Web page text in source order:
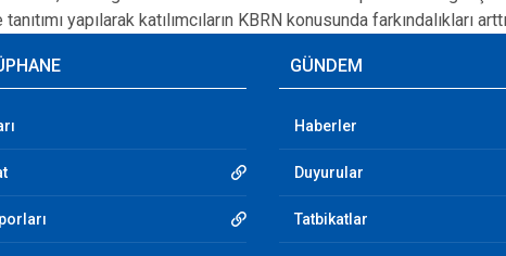
yapılarak katılımcıların KBRN konusunda farkındalıkları
GÜNDEM
Haberler
Duyurular
Tatbikatlar